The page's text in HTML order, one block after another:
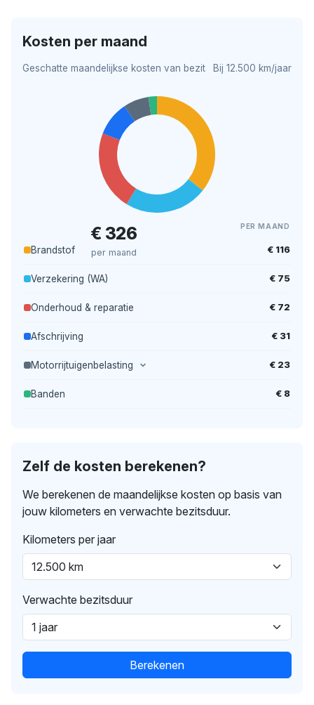
Kosten per maand
Geschatte maandelijkse kosten van bezit Bij 12.500 km/jaar
€ 326
per maand
PER MAAND
Brandstof € 116
Verzekering (WA) € 75
Onderhoud & reparatie € 72
Afschrijving € 31
Motorrijtuigenbelasting € 23
Banden € 8
Zelf de kosten berekenen?
We berekenen de maandelijkse kosten op basis van
jouw kilometers en verwachte bezitsduur.
Kilometers per jaar
Verwachte bezitsduur
Berekenen